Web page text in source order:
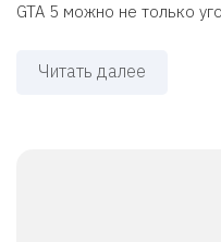
GTA 5 можно не только
Читать далее